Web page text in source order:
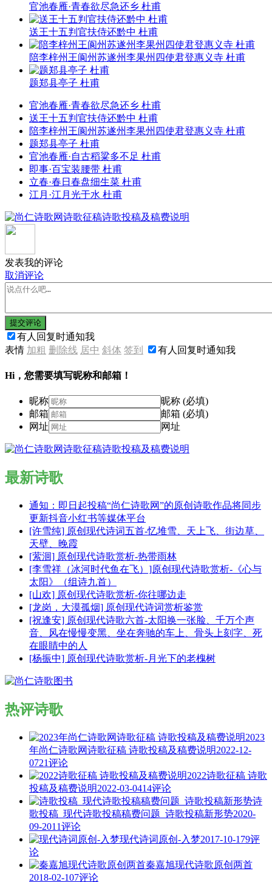
官池春雁·青春欲尽急还乡 杜甫
送王十五判官扶侍还黔中 杜甫
陪李梓州王阆州苏遂州李果州四使君登惠义寺 杜甫
题郑县亭子 杜甫
官池春雁·青春欲尽急还乡 杜甫
送王十五判官扶侍还黔中 杜甫
陪李梓州王阆州苏遂州李果州四使君登惠义寺 杜甫
题郑县亭子 杜甫
官池春雁·自古稻粱多不足 杜甫
即事·百宝装腰带 杜甫
立春·春日春盘细生菜 杜甫
江月·江月光于水 杜甫
发表我的评论
取消评论
提交评论
有人回复时通知我
表情 加粗 删除线 居中 斜体 签到 有人回复时通知我
Hi，您需要填写昵称和邮箱！
昵称
昵称 (必填)
邮箱
邮箱 (必填)
网址
网址
最新诗歌
通知：即日起投稿“尚仁诗歌网”的原创诗歌作品将同步
更新抖音小红书等媒体平台
[许雪纯] 原创现代诗词五首-忆堆雪、天上飞、街边草、
天壁、晚霞
[萦洄] 原创现代诗歌赏析-热带雨林
[李雪祥（冰河时代鱼在飞）]原创现代诗歌赏析-《心与
太阳》（组诗九首）
[山欢] 原创现代诗歌赏析-你往哪边走
[龙岗，大漠孤烟] 原创现代诗词赏析鉴赏
[祝逢安] 原创现代诗歌六首-太阳换一张脸、千万个声
音、风在慢慢变黑、坐在奔驰的车上、骨头上刻字、死
在眼睛中的人
[杨振中] 原创现代诗歌赏析-月光下的老槐树
热评诗歌
2023
年尚仁诗歌网诗歌征稿 诗歌投稿及稿费说明2022-12-
0721评论
2022诗歌征稿 诗歌
投稿及稿费说明2022-03-0414评论
诗
歌投稿_现代诗歌投稿稿费问题_诗歌投稿新形势2020-
09-2011评论
现代诗词原创-入梦2017-10-179评
论
秦嘉旭现代诗歌原创两首
2018-02-107评论